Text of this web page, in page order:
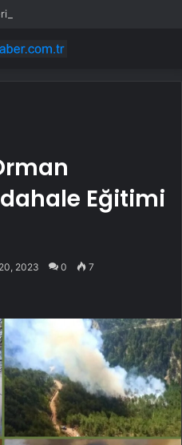
Eğitimi
2023 0 7